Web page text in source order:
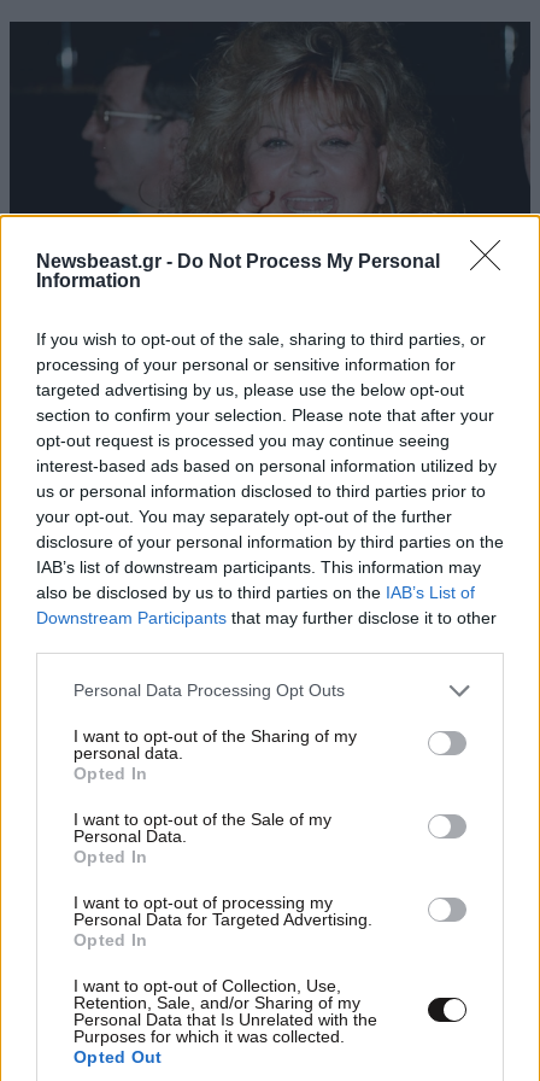
Newsbeast.gr - Do Not Process My Personal
Information
If you wish to opt-out of the sale, sharing to third parties, or
processing of your personal or sensitive information for
targeted advertising by us, please use the below opt-out
section to confirm your selection. Please note that after your
opt-out request is processed you may continue seeing
interest-based ads based on personal information utilized by
us or personal information disclosed to third parties prior to
your opt-out. You may separately opt-out of the further
disclosure of your personal information by third parties on the
IAB’s list of downstream participants. This information may
also be disclosed by us to third parties on the IAB’s List of
Downstream Participants that may further disclose it to other
Please note that this website/app uses one or more Google
not limited to your visit or usage behaviour. You may click to
grant or deny consent to Google and its third-party tags to
use your data for below specified purposes in below Google
consent section.
Personal Data Processing Opt Outs
I want to opt-out of the Sharing of my
personal data.
Opted In
I want to opt-out of the Sale of my
Personal Data.
Opted In
I want to opt-out of processing my
Personal Data for Targeted Advertising.
Opted In
I want to opt-out of Collection, Use,
Retention, Sale, and/or Sharing of my
Personal Data that Is Unrelated with the
Purposes for which it was collected.
Opted Out
Jim265 19·05·2016 19:49
Δυστυχώς μας κυβερνάει ενα τσούρμο [...] που δεν
ξερουν τι τους γινεται. [...]
0
Γιώργος63 19·05·2016 17:45
Ετσι αριστερά ήθελε ο περήφανος ελληνικός λαός, ας
λουστεί τις συνέπειες των πράξεων του πλέον !!!
Απαντήστε 0
Dim Kent 19·05·2016 09:45
ΑΥΤΗ είναι η αριστερά, παιδάκια μου. Τους ψηφίσαμε,
ας τους φάμε στην μάπα τώρα! Μην ακούω ΚΙΧ!
Απαντήστε
Ευρω δεν θελετε; 19·05·2016 10:08
Απαντήστε
ΕΛΛΑΔΑ 06·08·2026 00:09
Σαν σήμερα 6 Αυγούστου: Πεθαίνει η Ρίτα
Σακελλαρίου, η λαϊκή ντίβα που έκανε τη ζωή
της τραγούδι